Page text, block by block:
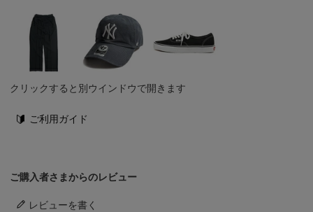
クリックすると別ウインドウで開きます
ご利用ガイド
ご購入者さまからのレビュー
レビューを書く